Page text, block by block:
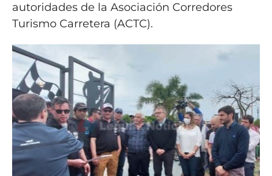
autoridades de la Asociación Corredores
Turismo Carretera (ACTC).